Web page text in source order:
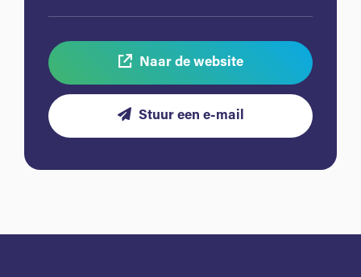
Naar de website
Stuur een e-mail